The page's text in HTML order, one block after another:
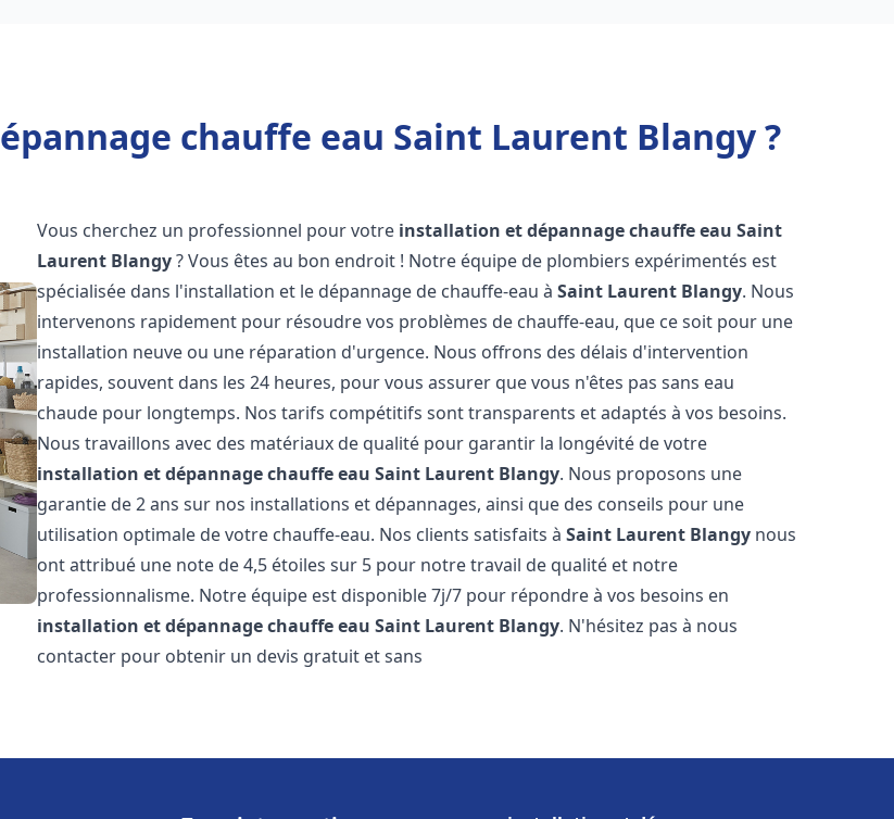
chauffe eau Saint Laurent Blangy ?
Vous cherchez un professionnel pour votre installation et dépannage chauffe eau Saint
Laurent Blangy? Vous êtes au bon endroit ! Notre équipe de plombiers expérimentés est
spécialisée dans l'installation et le dépannage de chauffe-eau àSaint Laurent Blangy. Nous
intervenons rapidement pour résoudre vos problèmes de chauffe-eau, que ce soit pour une
installation neuve ou une réparation d'urgence. Nous offrons des délais d'intervention
rapides, souvent dans les 24 heures, pour vous assurer que vous n'êtes pas sans eau
chaude pour longtemps. Nos tarifs compétitifs sont transparents et adaptés à vos besoins.
Nous travaillons avec des matériaux de qualité pour garantir la longévité de votre
installation et dépannage chauffe eau Saint Laurent Blangy. Nous proposons une
garantie de 2 ans sur nos installations et dépannages, ainsi que des conseils pour une
utilisation optimale de votre chauffe-eau. Nos clients satisfaits àSaint Laurent Blangy nous
ont attribué une note de 4,5 étoiles sur 5 pour notre travail de qualité et notre
professionnalisme. Notre équipe est disponible 7j/7 pour répondre à vos besoins en
installation et dépannage chauffe eau Saint Laurent Blangy. N'hésitez pas à nous
contacter pour obtenir un devis gratuit et sans